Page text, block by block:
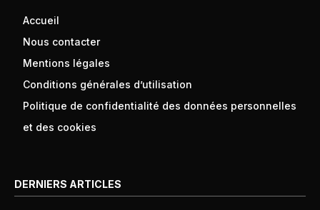
Accueil
Nous contacter
Mentions légales
Conditions générales d’utilisation
Politique de confidentialité des données personnelles
et des cookies
DERNIERS ARTICLES